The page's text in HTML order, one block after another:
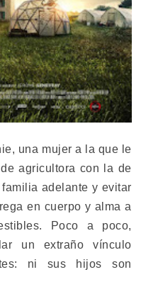
una mujer a la que le
agricultora con la de
adelante y evitar
en cuerpo y alma a
Poco a poco,
un extraño vínculo
ni sus hijos son